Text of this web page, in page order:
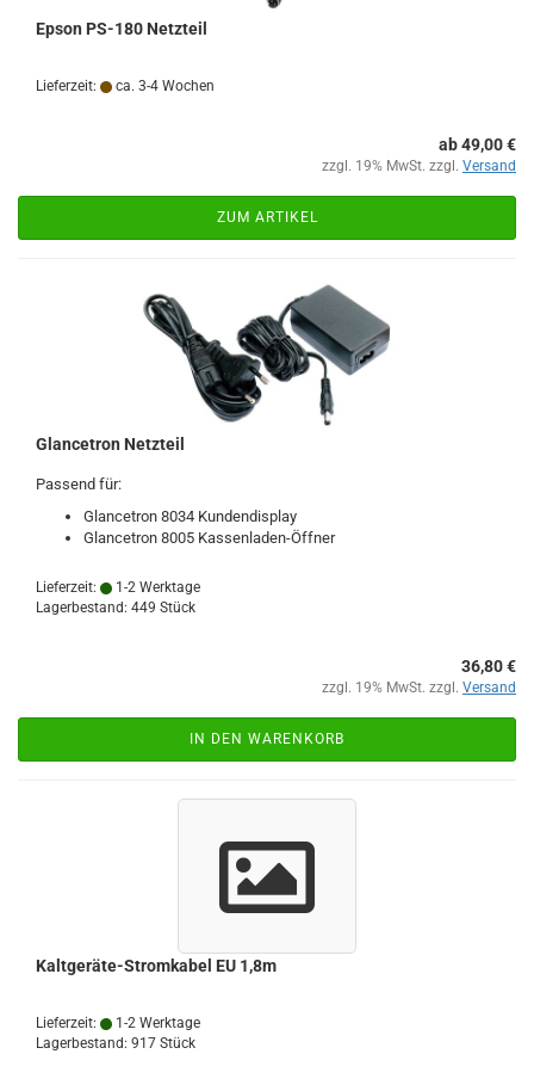
Epson PS-180 Netzteil
Lieferzeit: ca. 3-4 Wochen
ab 49,00 €
zzgl. 19% MwSt. zzgl. Versand
ZUM ARTIKEL
Glancetron Netzteil
Passend für:
Glancetron 8034 Kundendisplay
Glancetron 8005 Kassenladen-Öffner
Lieferzeit:
1-2 Werktage
Lagerbestand: 449 Stück
36,80 €
zzgl. 19% MwSt. zzgl. Versand
IN DEN WARENKORB
Kaltgeräte-Stromkabel EU 1,8m
Lieferzeit:
1-2 Werktage
Lagerbestand: 917 Stück